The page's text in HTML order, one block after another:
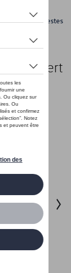
>Vestes
vert